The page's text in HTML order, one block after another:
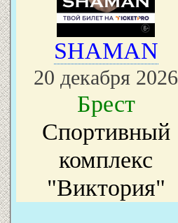
SHAMAN
20 декабря 2026
Брест
Спортивный
комплекс
"Виктория"